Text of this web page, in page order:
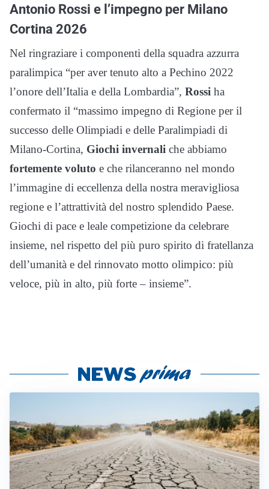
Antonio Rossi e l’impegno per Milano
Cortina 2026
Nel ringraziare i componenti della squadra azzurra
paralimpica “per aver tenuto alto a Pechino 2022
l’onore dell’Italia e della Lombardia”, Rossi ha
confermato il “massimo impegno di Regione per il
successo delle Olimpiadi e delle Paralimpiadi di
Milano-Cortina, Giochi invernali che abbiamo
fortemente voluto e che rilanceranno nel mondo
l’immagine di eccellenza della nostra meravigliosa
regione e l’attrattività del nostro splendido Paese.
Giochi di pace e leale competizione da celebrare
insieme, nel rispetto del più puro spirito di fratellanza
dell’umanità e del rinnovato motto olimpico: più
veloce, più in alto, più forte – insieme”.